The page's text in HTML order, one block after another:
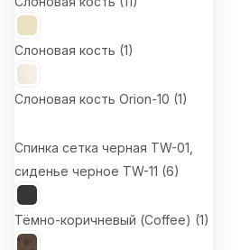
Слоновая кость (1)
Слоновая кость Orion-10 (1)
Спинка сетка черная TW-01,
сиденье черное TW-11 (6)
Тёмно-коричневый (Coffee) (1)